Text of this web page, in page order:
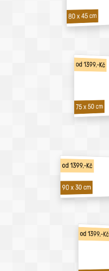
80 x 45 cm
od 1399,-Kč
75 x 50 cm
od 1399,-Kč
90 x 30 cm
od 1399,-Kč